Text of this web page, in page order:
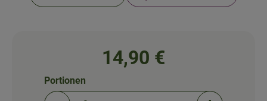
14,90 €
Portionen